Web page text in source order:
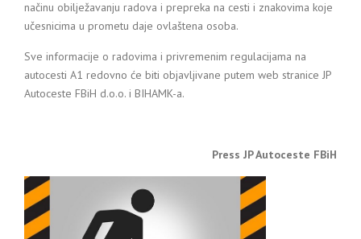
načinu obilježavanju radova i prepreka na cesti i znakovima koje
učesnicima u prometu daje ovlaštena osoba.
Sve informacije o radovima i privremenim regulacijama na
autocesti A1 redovno će biti objavljivane putem web stranice JP
Autoceste FBiH d.o.o. i BIHAMK-a.
Press JP Autoceste FBiH